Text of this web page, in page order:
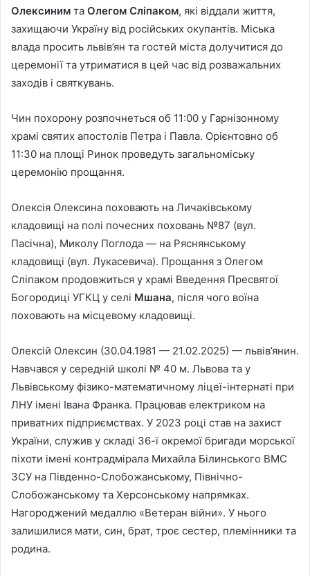
Олексиним та Олегом Сліпаком, які віддали життя,
захищаючи Україну від російських окупантів. Міська
влада просить львів’ян та гостей міста долучитися до
церемонії та утриматися в цей час від розважальних
заходів і святкувань.
Чин похорону розпочнеться об 11:00 у Гарнізонному
храмі святих апостолів Петра і Павла. Орієнтовно об
11:30 на площі Ринок проведуть загальноміську
церемонію прощання.
Олексія Олексина поховають на Личаківському
кладовищі на полі почесних поховань №87 (вул.
Пасічна), Миколу Поглода — на Ряснянському
кладовищі (вул. Лукасевича). Прощання з Олегом
Сліпаком продовжиться у храмі Введення Пресвятої
Богородиці УГКЦ у селі Мшана, після чого воїна
поховають на місцевому кладовищі.
Олексій Олексин (30.04.1981 — 21.02.2025) — львів’янин.
Навчався у середній школі № 40 м. Львова та у
Львівському фізико-математичному ліцеї-інтернаті при
ЛНУ імені Івана Франка. Працював електриком на
приватних підприємствах. У 2023 році став на захист
України, служив у складі 36-ї окремої бригади морської
піхоти імені контрадмірала Михайла Білинського ВМС
ЗСУ на Південно-Слобожанському, Північно-
Слобожанському та Херсонському напрямках.
Нагороджений медаллю «Ветеран війни». У нього
залишилися мати, син, брат, троє сестер, племінники та
родина.